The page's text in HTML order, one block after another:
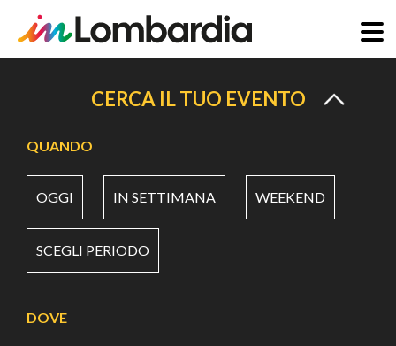
principale
CERCA IL TUO EVENTO
QUANDO
OGGI IN SETTIMANA WEEKEND
SCEGLI PERIODO
DOVE